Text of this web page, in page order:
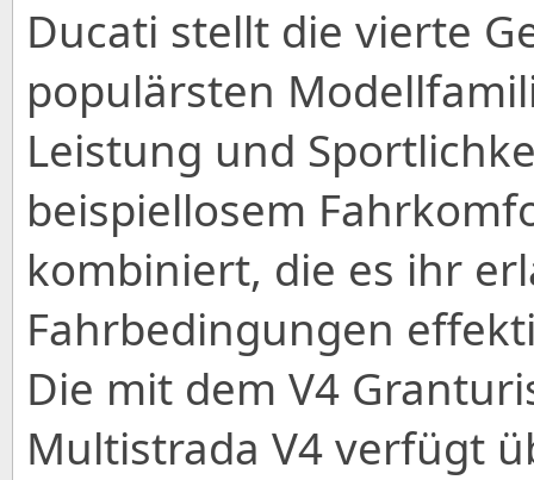
Ducati stellt die vierte
populärsten
Leistung und
beispiellosem
kombiniert, die es ihr
Fahrbedingungen
Die mit dem V4
Multistrada V4 verfügt